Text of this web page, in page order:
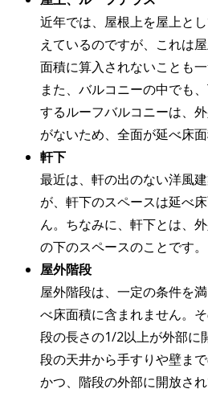
近年では、屋根上を屋上と
えているのですが、これは
面積に算入されないことも一
また、バルコニーの中でも
するルーフバルコニーは、
がないため、全面が延べ床
軒下
最近は、軒の出のない洋風
が、軒下のスペースは延べ
ん。ちなみに、軒下とは、
の下のスペースのことです。
屋外階段
屋外階段は、一定の条件を
べ床面積に含まれません。
段の長さの1/2以上が外部に
段の天井から手すりや壁まで
かつ、階段の外部に開放さ